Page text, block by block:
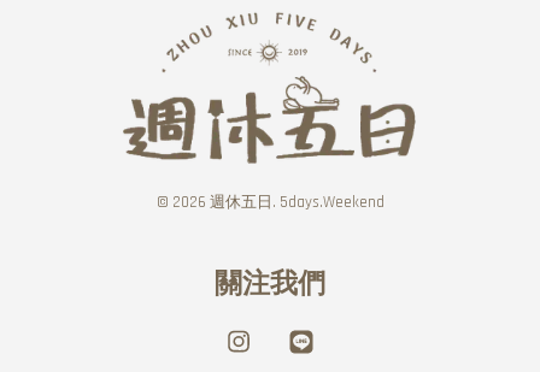
© 2026 週休五日. 5days.Weekend
關注我們
Instagram